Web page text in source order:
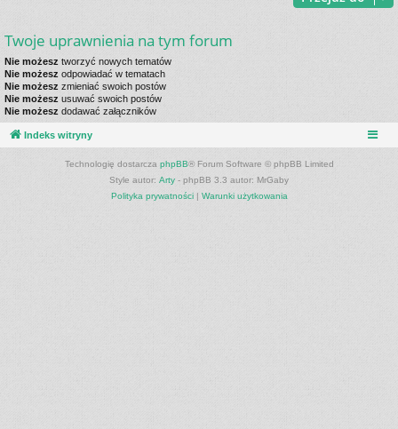
Twoje uprawnienia na tym forum
Nie możesz tworzyć nowych tematów
Nie możesz odpowiadać w tematach
Nie możesz zmieniać swoich postów
Nie możesz usuwać swoich postów
Nie możesz dodawać załączników
Indeks witryny
Technologię dostarcza phpBB® Forum Software © phpBB Limited
Style autor: Arty - phpBB 3.3 autor: MrGaby
Polityka prywatności| Warunki użytkowania